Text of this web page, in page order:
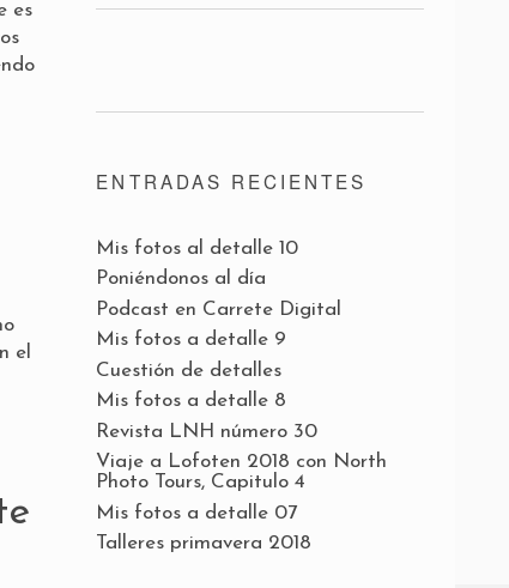
es
el
ENTRADAS RECIENTES
Mis fotos al detalle 10
Poniéndonos al día
Podcast en Carrete Digital
Mis fotos a detalle 9
Cuestión de detalles
Mis fotos a detalle 8
Revista LNH número 30
Viaje a Lofoten 2018 con North
Photo Tours, Capitulo 4
Mis fotos a detalle 07
Talleres primavera 2018